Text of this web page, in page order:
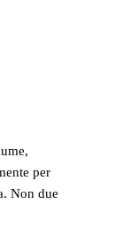
per
Non due